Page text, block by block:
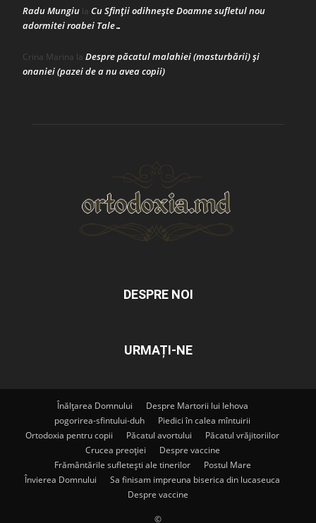
Radu Mungiu la Cu Sfinții odihnește Doamne sufletul nou
adormitei roabei Tale…
Crina Marina la Despre păcatul malahiei (masturbării) şi
onaniei (pazei de a nu avea copii)
DESPRE NOI
URMAȚI-NE
Înălțarea Domnului
Despre Martorii lui Iehova
pogorirea-sfintului-duh
Piedici în calea mîntuirii
Ortodoxia pentru copii
Păcatul avortului
Păcatul vrăjitoriilor
Crucea preoției
Despre vaccine
Frământările sufletești ale tinerilor
Postul Mare
Învierea Domnului
Sa finisam impreuna biserica din lucaseuca
Despre vaccine
©